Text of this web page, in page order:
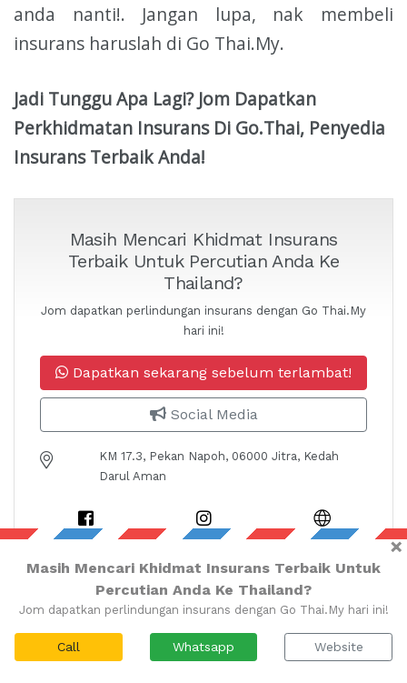
anda nanti!. Jangan lupa, nak membeli
insurans haruslah di Go Thai.My.
Jadi Tunggu Apa Lagi? Jom Dapatkan
Perkhidmatan Insurans Di Go.Thai, Penyedia
Insurans Terbaik Anda!
Masih Mencari Khidmat Insurans
Terbaik Untuk Percutian Anda Ke
Thailand?
Jom dapatkan perlindungan insurans dengan Go Thai.My
hari ini!
Dapatkan sekarang sebelum terlambat!
Social Media
KM 17.3, Pekan Napoh, 06000 Jitra, Kedah
Darul Aman
Masih Mencari Khidmat Insurans Terbaik Untuk
Percutian Anda Ke Thailand?
Jom dapatkan perlindungan insurans dengan Go Thai.My hari ini!
Call Whatsapp Website
×